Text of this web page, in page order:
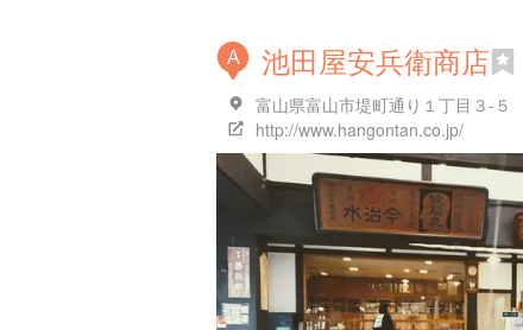
A 池田屋安兵衛商店
富山県富山市堤町通り１丁目３-５
http://www.hangontan.co.jp/